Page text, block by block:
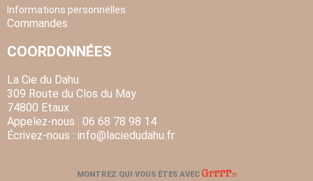
Informations personnelles
Commandes
COORDONNÉES
La Cie du Dahu
309 Route du Clos du May
74800 Etaux
Appelez-nous : 06 68 78 98 14
Écrivez-nous : info@laciedudahu.fr
MONTREZ QUI VOUS ÊTES AVEC